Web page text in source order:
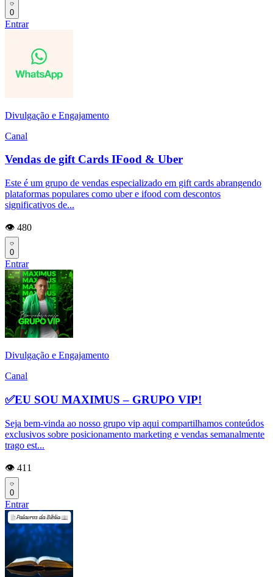
0
Entrar
Divulgação e Engajamento
Canal
Vendas de gift Cards IFood & Uber
Este é um grupo de vendas especializado em gift cards abrangendo
plataformas populares como uber e ifood com descontos
significativos de...
👁️ 480
0
Entrar
Divulgação e Engajamento
Canal
✅EU SOU MAXIMUS – GRUPO VIP!
Seja bem-vinda ao nosso grupo vip aqui compartilhamos conteúdos
exclusivos sobre posicionamento marketing e vendas semanalmente
trago est...
👁️ 411
0
Entrar